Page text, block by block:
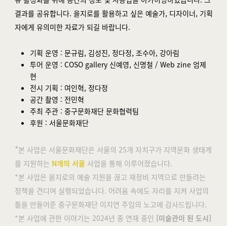
결과를 공유합니다. 을지로를 활용하고 싶은 예술가, 디자이너, 기획
자에게 유의미한 자료가 되길 바랍니다.
기획 운영 : 문규림, 김성진, 정다정, 조수아, 강아림
투어 운영 : COSO gallery 신예영, 신명철 / Web zine 엄제
현
전시 기획 : 여인혁, 정다정
공간 촬영 : 전민혁
주최 주관 : 중구문화재단 문화협력팀
후원 : 서울문화재단
*본 사업은 서울문화재단은 서울의 25개 자치구가 지역문화 생태계
를 지원하는 N개의 서울 사업을 통해 이루어졌습니다.
*본 사업은 을지로의 예술 지원을 끊고 재정비 지역으로 만들려는
정책을 견디며 실행되었습니다. 어려움 속에도 자리를 지켜 사업의
틀을 만들어준 중구문화재단 이지연 주임의 노고에 감사드립니다.
*본 사업에 관한 이야기는 2024년 중 연재 중인 [미술관이 된 도시]